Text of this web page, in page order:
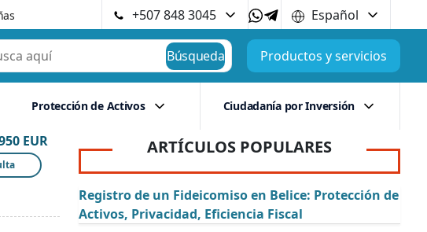
+507 848 3045
Español
Búsqueda Productos y servicios
Protección de Activos Ciudadanía por Inversión
EUR ARTÍCULOS POPULARES
Registro de un Fideicomiso en Belice: Protección de
Activos, Privacidad, Eficiencia Fiscal